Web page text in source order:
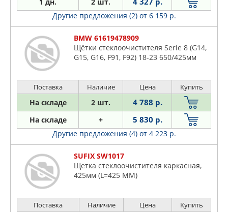
Другие предложения (2) от 6 159 р.
BMW 61619478909
Щётки стеклоочистителя Serie 8 (G14,
G15, G16, F91, F92) 18-23 650/425мм
Поставка Наличие Цена Купить
На складе 2 шт. 4 788 р.
На складе + 5 830 р.
Другие предложения (4) от 4 223 р.
SUFIX SW1017
Щетка стеклоочистителя каркасная,
425мм (L=425 ММ)
Поставка Наличие Цена Купить